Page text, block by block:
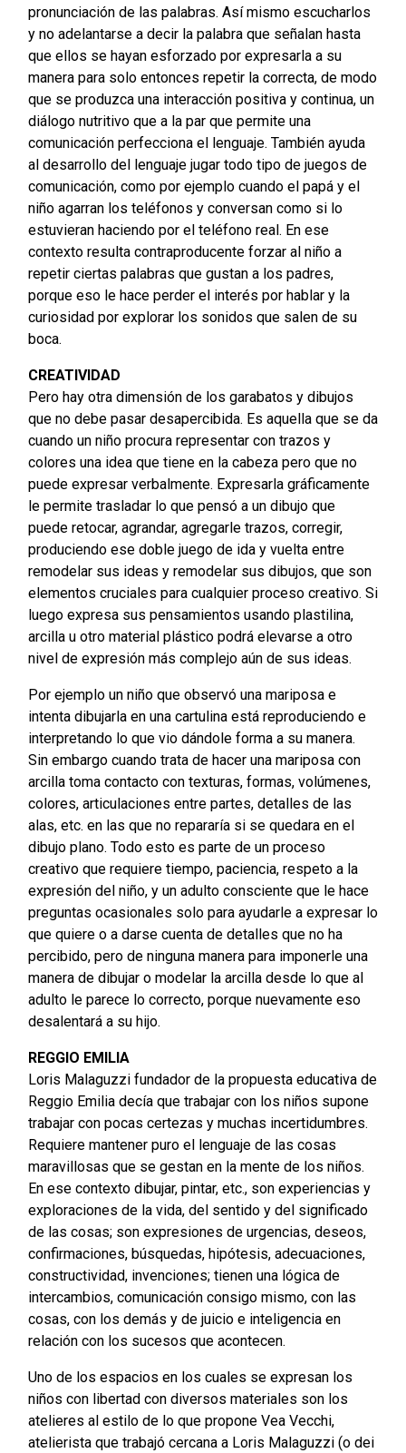
pronunciación de las palabras. Así mismo escucharlos
y no adelantarse a decir la palabra que señalan hasta
que ellos se hayan esforzado por expresarla a su
manera para solo entonces repetir la correcta, de modo
que se produzca una interacción positiva y continua, un
diálogo nutritivo que a la par que permite una
comunicación perfecciona el lenguaje. También ayuda
al desarrollo del lenguaje jugar todo tipo de juegos de
comunicación, como por ejemplo cuando el papá y el
niño agarran los teléfonos y conversan como si lo
estuvieran haciendo por el teléfono real. En ese
contexto resulta contraproducente forzar al niño a
repetir ciertas palabras que gustan a los padres,
porque eso le hace perder el interés por hablar y la
curiosidad por explorar los sonidos que salen de su
boca.
CREATIVIDAD
Pero hay otra dimensión de los garabatos y dibujos
que no debe pasar desapercibida. Es aquella que se da
cuando un niño procura representar con trazos y
colores una idea que tiene en la cabeza pero que no
puede expresar verbalmente. Expresarla gráficamente
le permite trasladar lo que pensó a un dibujo que
puede retocar, agrandar, agregarle trazos, corregir,
produciendo ese doble juego de ida y vuelta entre
remodelar sus ideas y remodelar sus dibujos, que son
elementos cruciales para cualquier proceso creativo. Si
luego expresa sus pensamientos usando plastilina,
arcilla u otro material plástico podrá elevarse a otro
nivel de expresión más complejo aún de sus ideas.
Por ejemplo un niño que observó una mariposa e
intenta dibujarla en una cartulina está reproduciendo e
interpretando lo que vio dándole forma a su manera.
Sin embargo cuando trata de hacer una mariposa con
arcilla toma contacto con texturas, formas, volúmenes,
colores, articulaciones entre partes, detalles de las
alas, etc. en las que no repararía si se quedara en el
dibujo plano. Todo esto es parte de un proceso
creativo que requiere tiempo, paciencia, respeto a la
expresión del niño, y un adulto consciente que le hace
preguntas ocasionales solo para ayudarle a expresar lo
que quiere o a darse cuenta de detalles que no ha
percibido, pero de ninguna manera para imponerle una
manera de dibujar o modelar la arcilla desde lo que al
adulto le parece lo correcto, porque nuevamente eso
desalentará a su hijo.
REGGIO EMILIA
Loris Malaguzzi fundador de la propuesta educativa de
Reggio Emilia decía que trabajar con los niños supone
trabajar con pocas certezas y muchas incertidumbres.
Requiere mantener puro el lenguaje de las cosas
maravillosas que se gestan en la mente de los niños.
En ese contexto dibujar, pintar, etc., son experiencias y
exploraciones de la vida, del sentido y del significado
de las cosas; son expresiones de urgencias, deseos,
confirmaciones, búsquedas, hipótesis, adecuaciones,
constructividad, invenciones; tienen una lógica de
intercambios, comunicación consigo mismo, con las
cosas, con los demás y de juicio e inteligencia en
relación con los sucesos que acontecen.
Uno de los espacios en los cuales se expresan los
niños con libertad con diversos materiales son los
atelieres al estilo de lo que propone Vea Vecchi,
atelierista que trabajó cercana a Loris Malaguzzi (o dei